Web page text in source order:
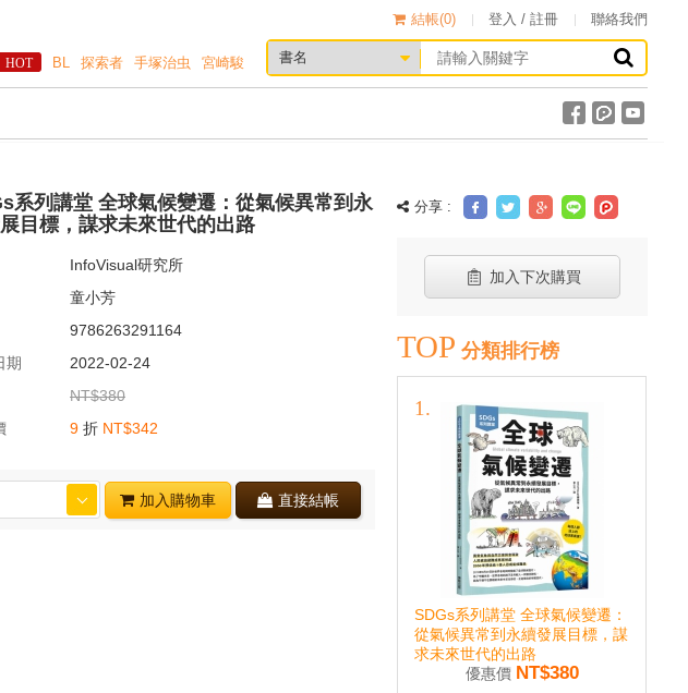
結帳(0) 登入 / 註冊 聯絡我們
BL 探索者 手塚治虫 宮崎駿
系列講堂 全球氣候變遷：從氣候異常到永
目標，謀求未來世代的出路
InfoVisual研究所
童小芳
9786263291164
期
2022-02-24
NT$380
9 折 NT$342
加入購物車 直接結帳
分享 :
加入下次購買
TOP 分類排行榜
SDGs系列講堂 全球氣候變遷：
從氣候異常到永續發展目標，謀
求未來世代的出路
優惠價 NT$380